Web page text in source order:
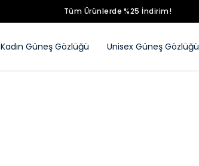
Tüm Ürünlerde %25 İndirim!
Kadın Güneş Gözlüğü Unisex Güneş Gözlüğü